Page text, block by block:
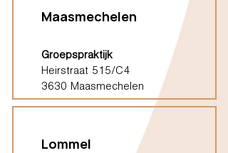
Maasmechelen
Groepspraktijk
Heirstraat 515/C4
3630 Maasmechelen
Lommel